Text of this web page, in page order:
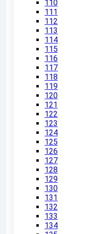
110
111
112
113
114
115
116
117
118
119
120
121
122
123
124
125
126
127
128
129
130
131
132
133
134